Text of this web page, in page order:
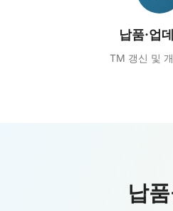
납품·업
TM 갱신 및
납